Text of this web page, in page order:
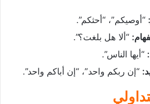
: “أوصيكم”، “أحثكم”.
: “ألا هل بلغت؟”.
: “أيها الناس”.
: “إن ربكم واحد”، “إن أباكم واحد”.